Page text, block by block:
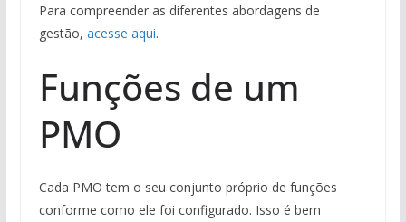
Para compreender as diferentes abordagens de
gestão, acesse aqui.
Funções de um
PMO
Cada PMO tem o seu conjunto próprio de funções
conforme como ele foi configurado. Isso é bem